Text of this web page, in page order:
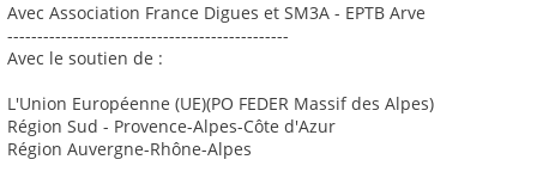
Avec Association France Digues et SM3A - EPTB Arve
-----------------------------------------------
Avec le soutien de :
L'Union Européenne (UE)(PO FEDER Massif des Alpes)
Région Sud - Provence-Alpes-Côte d'Azur
Région Auvergne-Rhône-Alpes